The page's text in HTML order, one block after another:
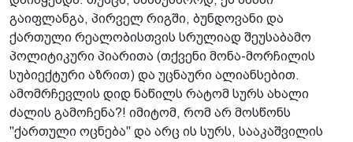
გაიფლანგა, პირველ რიგში, ბუნდოვანი და
ქართული რეალობისთვის სრულიად შეუსაბამო
პოლიტიკური პიარითა (თქვენი მონა-მორჩილის
სუბიექ­ტური აზრით) და უცნაური ალიანსებით.
ამომრჩევლის დიდ ნაწილს რატომ სურს ახალი
ძალის გამოჩენა?! იმიტომ, რომ არ მოსწონს
"ქართული ოცნება" და არც ის სურს, სააკაშვილის